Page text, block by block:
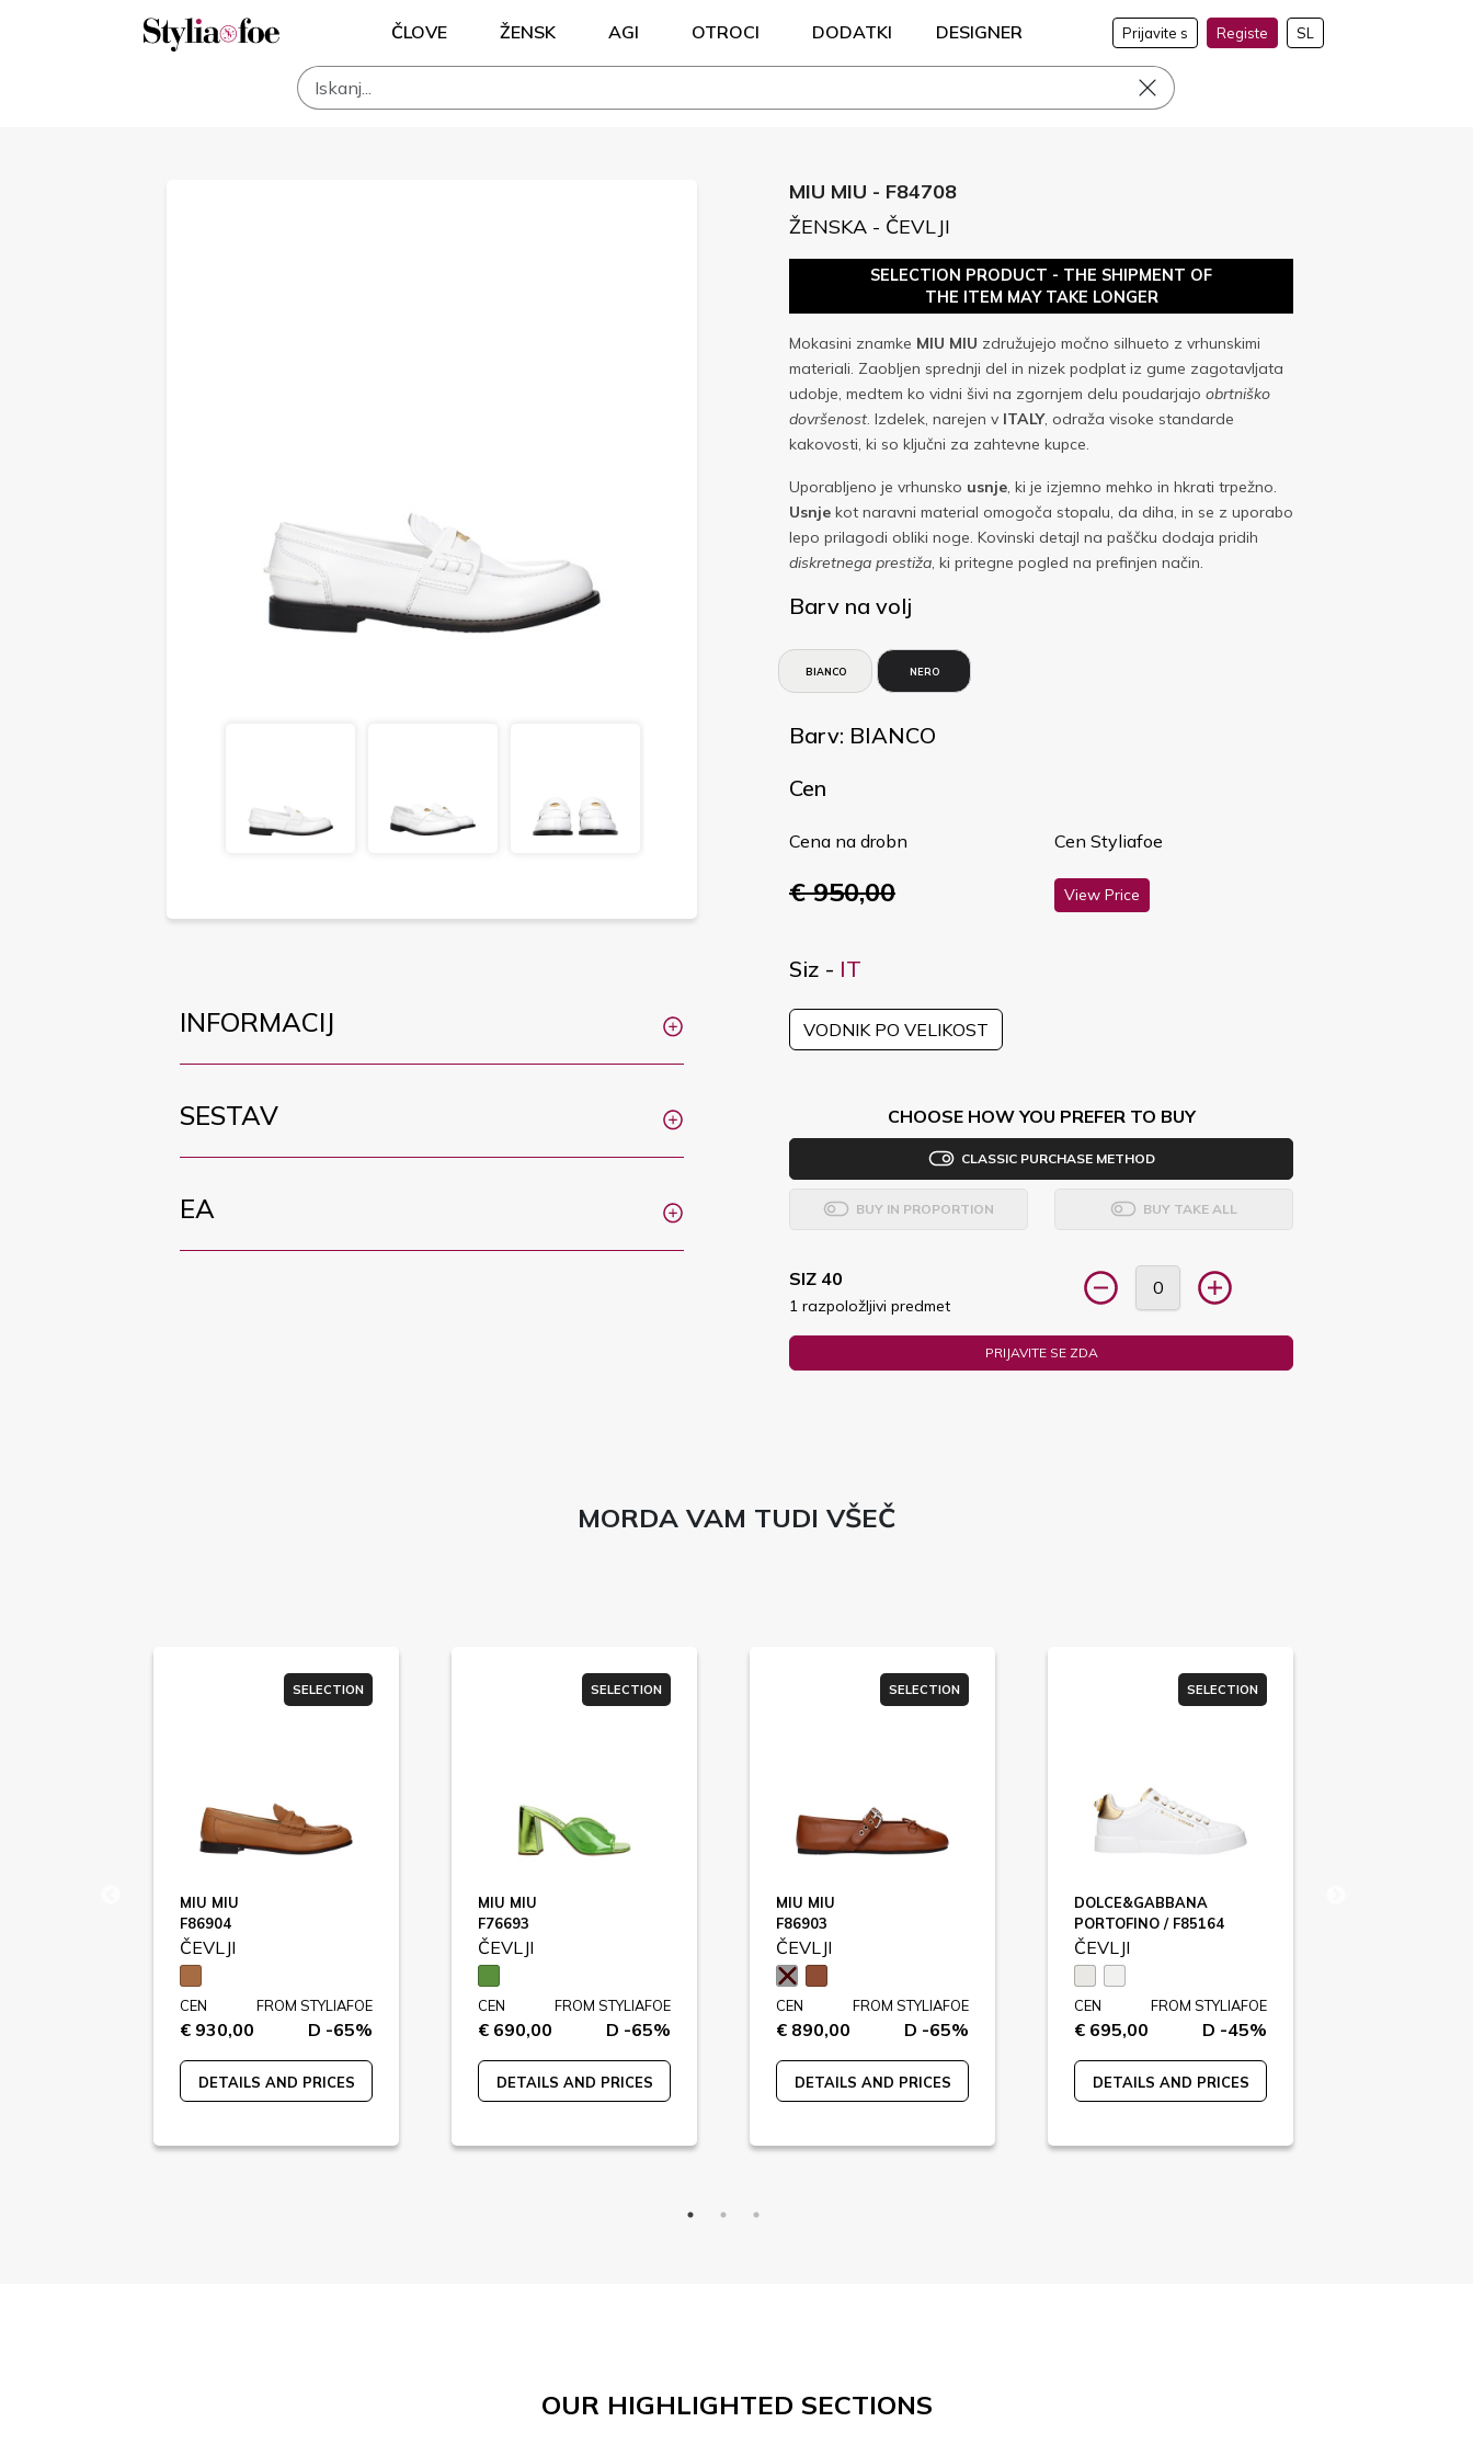
ČLOVE ŽENSK AGI OTROCI DODATKI DESIGNER Prijavite s Registe SL
INFORMACIJ
SESTAV
EA
MIU MIU - F84708
ŽENSKA - ČEVLJI
SELECTION PRODUCT - THE SHIPMENT OF
THE ITEM MAY TAKE LONGER
Mokasini znamke MIU MIU združujejo močno silhueto z vrhunskimi
materiali. Zaobljen sprednji del in nizek podplat iz gume zagotavljata
udobje, medtem ko vidni šivi na zgornjem delu poudarjajo obrtniško
dovršenost. Izdelek, narejen v ITALY, odraža visoke standarde
kakovosti, ki so ključni za zahtevne kupce.
Uporabljeno je vrhunsko usnje, ki je izjemno mehko in hkrati trpežno.
Usnje kot naravni material omogoča stopalu, da diha, in se z uporabo
lepo prilagodi obliki noge. Kovinski detajl na paščku dodaja pridih
diskretnega prestiža, ki pritegne pogled na prefinjen način.
Barv na volj
BIANCO NERO
Barv: BIANCO
Cen
Cena na drobn
€ 950,00
Cen Styliafoe
View Price
Siz - IT
VODNIK PO VELIKOST
CHOOSE HOW YOU PREFER TO BUY
CLASSIC PURCHASE METHOD
BUY IN PROPORTION BUY TAKE ALL
SIZ 40
1 razpoložljivi predmet
PRIJAVITE SE ZDA
MORDA VAM TUDI VŠEČ
SELECTION
MIU MIU
F86904
ČEVLJI
CEN
€ 930,00
FROM STYLIAFOE
D -65%
DETAILS AND PRICES
SELECTION
MIU MIU
F76693
ČEVLJI
CEN
€ 690,00
FROM STYLIAFOE
D -65%
DETAILS AND PRICES
SELECTION
MIU MIU
F86903
ČEVLJI
CEN
€ 890,00
FROM STYLIAFOE
D -65%
DETAILS AND PRICES
SELECTION
DOLCE&GABBANA
PORTOFINO / F85164
ČEVLJI
CEN
€ 695,00
FROM STYLIAFOE
D -45%
DETAILS AND PRICES
OUR HIGHLIGHTED SECTIONS